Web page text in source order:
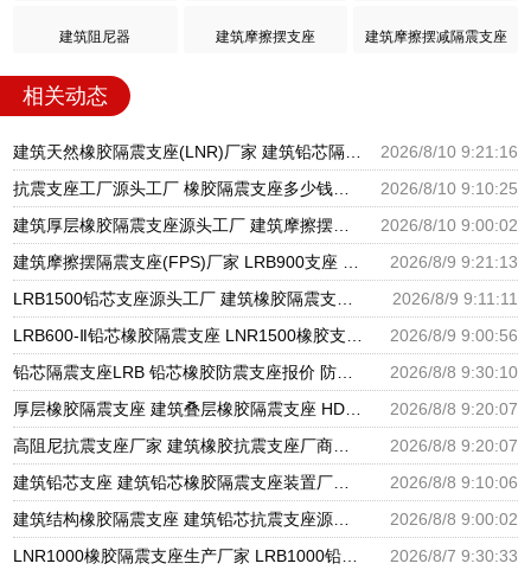
建筑阻尼器 建筑摩擦摆支座 建筑摩擦摆减隔震支座
相关动态
建筑天然橡胶隔震支座(LNR)厂家 建筑铅芯隔振支座源头工厂 LNR1500天然隔震支座源头工厂
2026/8/10 9:21:16
抗震支座工厂源头工厂 橡胶隔震支座多少钱一套 LRB400隔震支座多少钱
2026/8/10 9:10:25
建筑厚层橡胶隔震支座源头工厂 建筑摩擦摆减隔震支座厂家 LNR1200建筑隔震支座
2026/8/10 9:00:02
建筑摩擦摆隔震支座(FPS)厂家 LRB900支座 隔震支座的多少钱
2026/8/9 9:21:13
LRB1500铅芯支座源头工厂 建筑橡胶隔震支座JG 房子减震支座生产厂家
2026/8/9 9:11:11
LRB600-Ⅱ铅芯橡胶隔震支座 LNR1500橡胶支座什么价格 铅芯橡胶隔震支座装置
2026/8/9 9:00:56
铅芯隔震支座LRB 铅芯橡胶防震支座报价 防震橡胶隔震支座价格
2026/8/8 9:30:10
厚层橡胶隔震支座 建筑叠层橡胶隔震支座 HDR1100高阻尼橡胶支座
2026/8/8 9:20:07
高阻尼抗震支座厂家 建筑橡胶抗震支座厂商源头工厂 HDR1000隔震支座生产厂家
2026/8/8 9:20:07
建筑铅芯支座 建筑铅芯橡胶隔震支座装置厂家 天然橡胶隔震支座厂家直销生产厂家
2026/8/8 9:10:06
建筑结构橡胶隔震支座 建筑铅芯抗震支座源头工厂 建筑铅芯橡胶隔震支座LRB500
2026/8/8 9:00:02
LNR1000橡胶隔震支座生产厂家 LRB1000铅芯支座源头工厂 摩擦摆隔震支座FBD厂家
2026/8/7 9:30:33